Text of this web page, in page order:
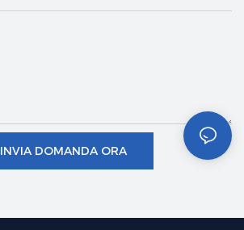
INVIA DOMANDA ORA